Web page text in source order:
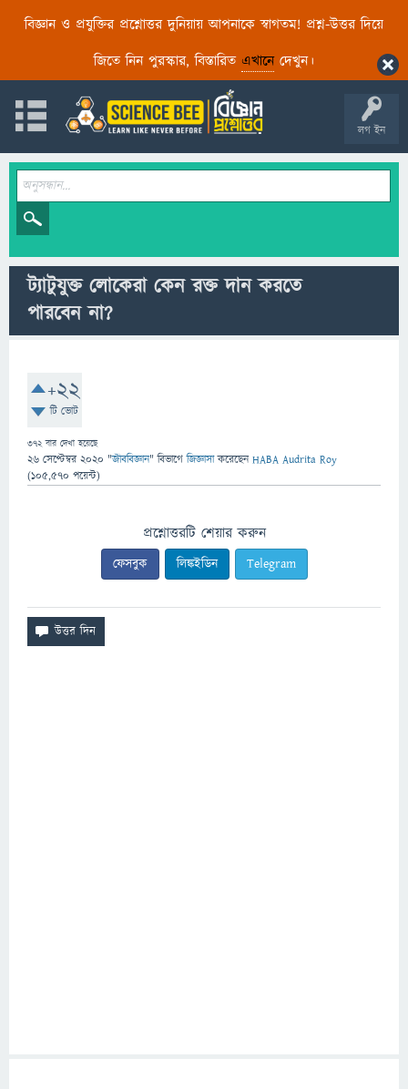
বিজ্ঞান ও প্রযুক্তির প্রশ্নোত্তর দুনিয়ায় আপনাকে স্বাগতম! প্রশ্ন-উত্তর দিয়ে
জিতে নিন পুরস্কার, বিস্তারিত এখানেদেখুন।
লগ ইন
ট্যাটুযুক্ত লোকেরা কেন রক্ত ​​দান করতে
পারবেন না?
+22
টি ভোট
372বার দেখা হয়েছে
26 সেপ্টেম্বর 2020 "জীববিজ্ঞান" বিভাগে জিজ্ঞাসাকরেছেনHABA Audrita Roy
(105,570 পয়েন্ট)
প্রশ্নোত্তরটি শেয়ার করুন
ফেসবুক লিঙ্কইডিন Telegram